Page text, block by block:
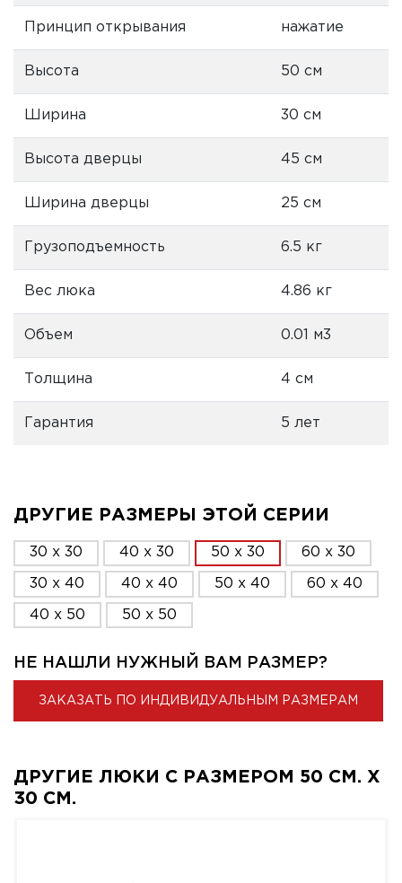
Принцип открывания нажатие
Высота 50 см
Ширина 30 см
Высота дверцы 45 см
Ширина дверцы 25 см
Грузоподъемность 6.5 кг
Вес люка 4.86 кг
Объем 0.01 м3
Толщина 4 см
Гарантия 5 лет
ДРУГИЕ РАЗМЕРЫ ЭТОЙ СЕРИИ
30 x 30 40 x 30 50 x 30 60 x 30
30 x 40 40 x 40 50 x 40 60 x 40
40 x 50 50 x 50
НЕ НАШЛИ НУЖНЫЙ ВАМ РАЗМЕР?
ЗАКАЗАТЬ ПО ИНДИВИДУАЛЬНЫМ РАЗМЕРАМ
ДРУГИЕ ЛЮКИ С РАЗМЕРОМ 50 СМ. X
30 СМ.